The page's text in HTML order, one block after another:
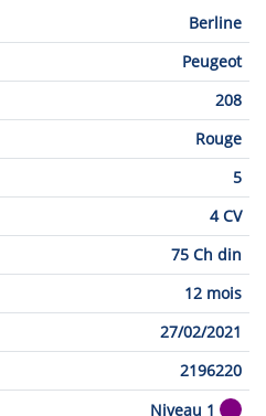
Berline
Peugeot
208
Rouge
5
4 CV
75 Ch din
12 mois
27/02/2021
2196220
Niveau 1